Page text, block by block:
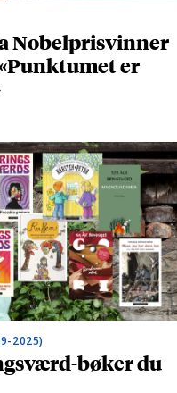
Nobelprisvinner
er
2025)
bøker du